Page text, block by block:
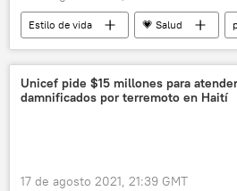
Estilo de vida 💗 Salud
alzhéimer
🥚 Alimentación
demencia
dietas
Unicef pide $15 millones para
damnificados por terremoto en Haití
17 de agosto 2021, 21:39 GMT